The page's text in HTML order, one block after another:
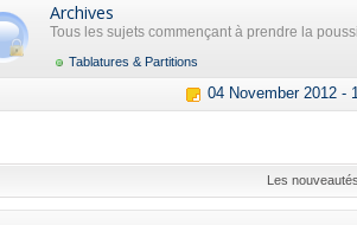
Archives
Tous les sujets commençant à prendre la
Tablatures & Partitions
04 November 2012 -
Les